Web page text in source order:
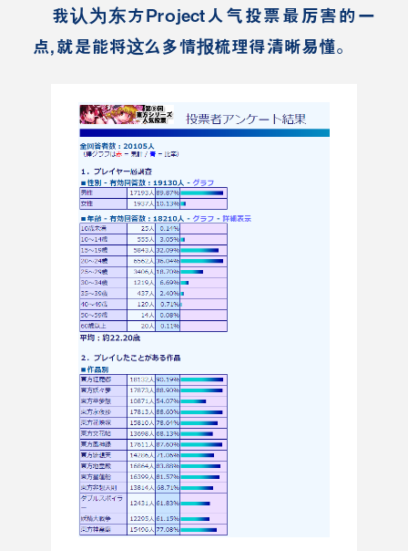
我认为东方Project人气投票最厉害的一
点，就是能将这么多情报梳理得清晰易懂。